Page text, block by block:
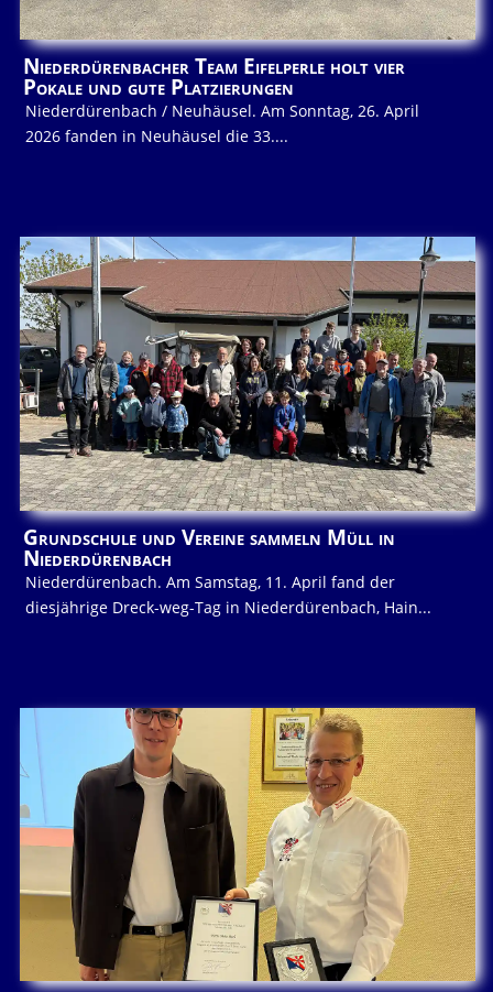
Niederdürenbacher Team Eifelperle holt vier
Pokale und gute Platzierungen
Niederdürenbach / Neuhäusel. Am Sonntag, 26. April
2026 fanden in Neuhäusel die 33....
Grundschule und Vereine sammeln Müll in
Niederdürenbach
Niederdürenbach. Am Samstag, 11. April fand der
diesjährige Dreck-weg-Tag in Niederdürenbach, Hain...